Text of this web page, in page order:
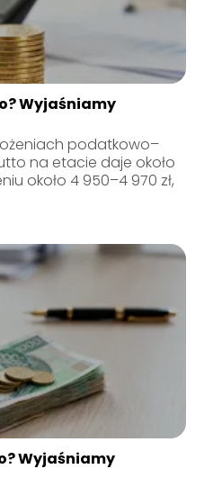
Wyjaśniamy
podatkowo–
na etacie daje około
około 4 950–4 970 zł,
Wyjaśniamy